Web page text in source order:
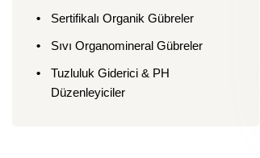
Sertifikalı Organik Gübreler
Sıvı Organomineral Gübreler
Tuzluluk Giderici & PH
Düzenleyiciler